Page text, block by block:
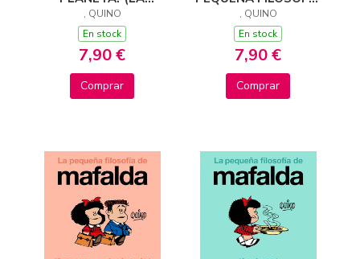
PEQUEÑA FILOSOFÍA
DE MAFALDA)
, QUINO
En stock
7,90 €
Comprar
DE MAFALDA)
, QUINO
En stock
7,90 €
Comprar